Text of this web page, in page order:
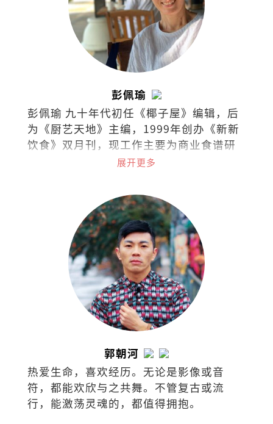
彭佩瑜
彭佩瑜 九十年代初任《椰子屋》编辑，后
为《厨艺天地》主编，1999年创办《新新
饮食》双月刊，现工作主要为商业食谱研
发、策划私房菜和烹饪课程。最喜欢的饮
展开更多
郭朝河
热爱生命，喜欢经历。无论是影像或音
符，都能欢欣与之共舞。不管复古或流
行，能激荡灵魂的，都值得拥抱。